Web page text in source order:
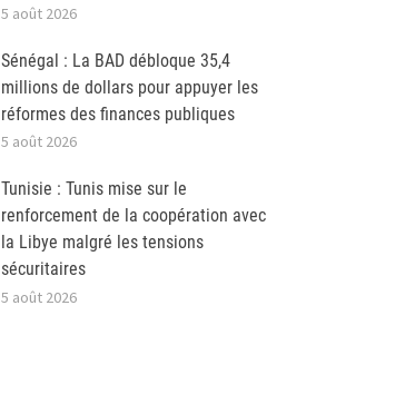
5 août 2026
Sénégal : La BAD débloque 35,4
millions de dollars pour appuyer les
réformes des finances publiques
5 août 2026
Tunisie : Tunis mise sur le
renforcement de la coopération avec
la Libye malgré les tensions
sécuritaires
5 août 2026